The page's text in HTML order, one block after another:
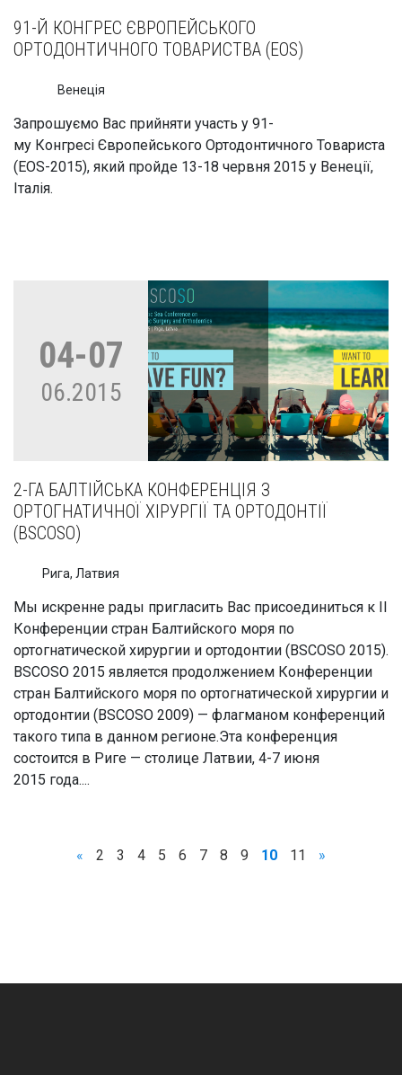
91-Й КОНГРЕС ЄВРОПЕЙСЬКОГО
ОРТОДОНТИЧНОГО ТОВАРИСТВА (EOS)
Венеція
Запрошуємо Вас прийняти участь у 91-
му Конгресі Європейського Ортодонтичного Товариста
(EOS-2015), який пройде 13-18 червня 2015 у Венеції,
Італія.
04-07
06.2015
2-ГА БАЛТІЙСЬКА КОНФЕРЕНЦІЯ З
ОРТОГНАТИЧНОЇ ХІРУРГІЇ ТА ОРТОДОНТІЇ
(BSCOSO)
Рига, Латвия
Мы искренне рады пригласить Вас присоединиться к II
Конференции стран Балтийского моря по
ортогнатической хирургии и ортодонтии (BSCOSO 2015).
BSCOSO 2015 является продолжением Конференции
стран Балтийского моря по ортогнатической хирургии и
ортодонтии (BSCOSO 2009) — флагманом конференций
такого типа в данном регионе.Эта конференция
состоится в Риге — столице Латвии, 4-7 июня
2015 года....
« 2 3 4 5 6 7 8 9 10 11 »